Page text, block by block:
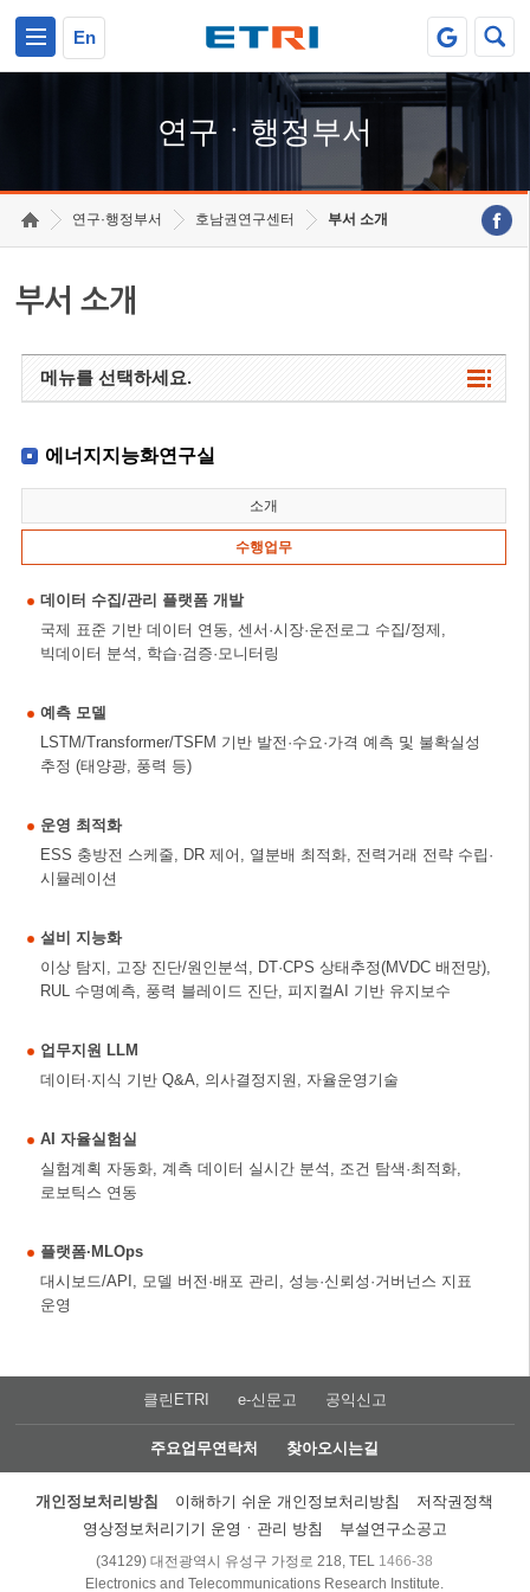
En
연구ㆍ행정부서
연구·행정부서 호남권연구센터 부서 소개
부서 소개
메뉴를 선택하세요.
에너지지능화연구실
소개
수행업무
데이터 수집/관리 플랫폼 개발
국제 표준 기반 데이터 연동, 센서·시장·운전로그 수집/정제,
빅데이터 분석, 학습·검증·모니터링
예측 모델
LSTM/Transformer/TSFM 기반 발전·수요·가격 예측 및 불확실성
추정 (태양광, 풍력 등)
운영 최적화
ESS 충방전 스케줄, DR 제어, 열분배 최적화, 전력거래 전략 수립·
시뮬레이션
설비 지능화
이상 탐지, 고장 진단/원인분석, DT·CPS 상태추정(MVDC 배전망),
RUL 수명예측, 풍력 블레이드 진단, 피지컬AI 기반 유지보수
업무지원 LLM
데이터·지식 기반 Q&A, 의사결정지원, 자율운영기술
AI 자율실험실
실험계획 자동화, 계측 데이터 실시간 분석, 조건 탐색·최적화,
로보틱스 연동
플랫폼·MLOps
대시보드/API, 모델 버전·배포 관리, 성능·신뢰성·거버넌스 지표
운영
클린ETRI e-신문고 공익신고
주요업무연락처 찾아오시는길
개인정보처리방침 이해하기 쉬운 개인정보처리방침
저작권정책
영상정보처리기기 운영ㆍ관리 방침
부설연구소공고
(34129) 대전광역시 유성구 가정로 218, TEL 1466-38
Electronics and Telecommunications Research Institute.